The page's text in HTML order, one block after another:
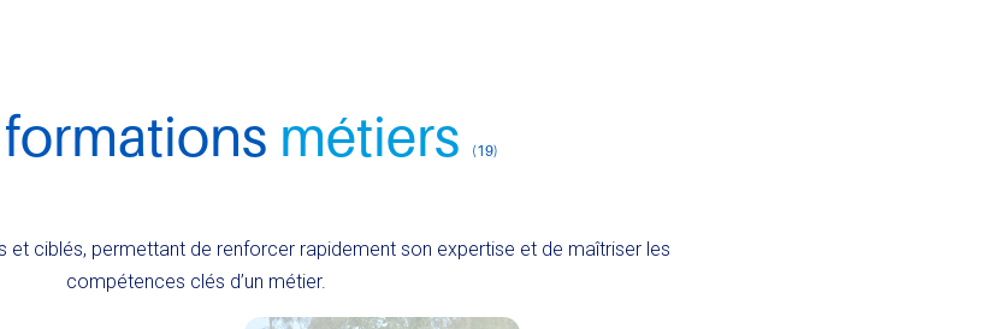
métiers (19)
et ciblés, permettant de renforcer rapidement son expertise et de maîtriser les
compétences clés d’un métier.